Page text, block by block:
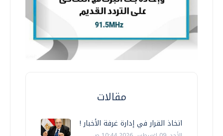
مقالات
اتخاذ القرار في إدارة غرفة الأخبار !